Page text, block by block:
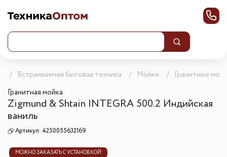
Встраиваемая бытовая техника Мойки
Гранитные
Гранитная мойка
Zigmund & Shtain INTEGRA 500.2 Индийская
ваниль
Артикул: 4250055632169
МОЖНО ЗАКАЗАТЬ С УСТАНОВКОЙ